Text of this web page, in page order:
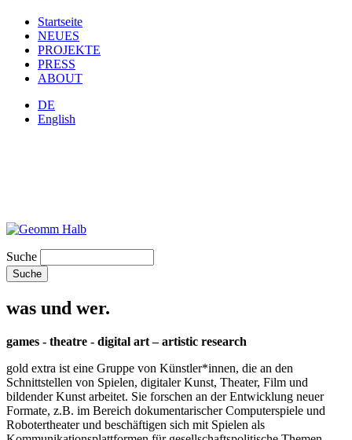
Startseite
NEUES
PROJEKTE
PRESS
ABOUT
DE
English
Suche
was und wer.
games - theatre - digital art – artistic research
gold extra ist eine Gruppe von Künstler*innen, die an den
Schnittstellen von Spielen, digitaler Kunst, Theater, Film und
bildender Kunst arbeitet. Sie forschen an der Entwicklung neuer
Formate, z.B. im Bereich dokumentarischer Computerspiele und
Robotertheater und beschäftigen sich mit Spielen als